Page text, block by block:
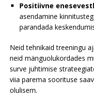
Positiivne
asendamine
parandada
Neid tehnikaid treeningu
neid mänguolukordades
surve juhtimise
viia parema soorituse
olulisem.